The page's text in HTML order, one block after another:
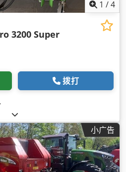
1 /4
3200 Super
拨打
,
小广告